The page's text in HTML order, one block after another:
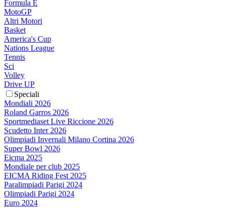
Formula E
MotoGP
Altri Motori
Basket
America's Cup
Nations League
Tennis
Sci
Volley
Drive UP
Speciali
Mondiali 2026
Roland Garros 2026
Sportmediaset Live Riccione 2026
Scudetto Inter 2026
Olimpiadi Invernali Milano Cortina 2026
Super Bowl 2026
Eicma 2025
Mondiale per club 2025
EICMA Riding Fest 2025
Paralimpiadi Parigi 2024
Olimpiadi Parigi 2024
Euro 2024